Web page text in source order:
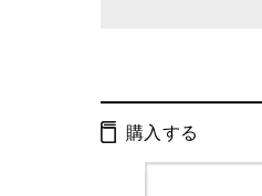
ISBN：
購入する